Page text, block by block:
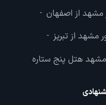
مشهد از اصفهان -
مشهد از تبریز -
مشهد هتل پنج ستاره